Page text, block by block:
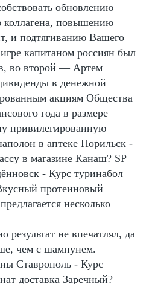
обновлению
коллагена, повышению
и подтягиванию Вашего
капитаном россиян был
во второй — Артем
в денежной
акциям Общества
года в размере
привилегированную
в аптеке Норильск -
в магазине Канаш? SP
- Курс туринабол
протеиновый
несколько
результат не впечатлял, да
чем с шампунем.
Ставрополь - Курс
доставка Заречный?